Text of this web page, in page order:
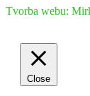
Tvorba webu:
Close